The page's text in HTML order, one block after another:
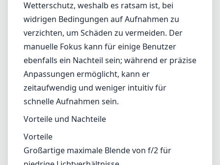
Wetterschutz, weshalb es ratsam ist, bei
widrigen Bedingungen auf Aufnahmen zu
verzichten, um Schäden zu vermeiden. Der
manuelle Fokus kann für einige Benutzer
ebenfalls ein Nachteil sein; während er präzise
Anpassungen ermöglicht, kann er
zeitaufwendig und weniger intuitiv für
schnelle Aufnahmen sein.
Vorteile und Nachteile
Vorteile
Großartige maximale Blende von f/2 für